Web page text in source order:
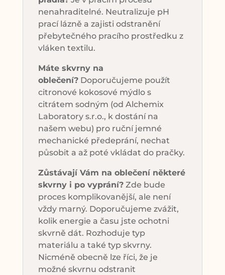
nenahraditelné. Neutralizuje pH
prací lázně a zajisti odstranění
přebytečného pracího prostředku z
vláken textilu.
Máte skvrny na
oblečení?Doporučujeme použít
citronové kokosové mýdlo s
citrátem sodným (od Alchemix
Laboratory s.r.o., k dostání na
našem webu) pro ruční jemné
mechanické předeprání, nechat
působit a až poté vkládat do pračky.
Zůstávají Vám na oblečení některé
skvrny i po vyprání?Zde bude
proces komplikovanější, ale není
vždy marný. Doporučujeme zvážit,
kolik energie a času jste ochotni
skvrně dát. Rozhoduje typ
materiálu a také typ skvrny.
Nicméně obecně lze říci, že je
možné skvrnu odstranit